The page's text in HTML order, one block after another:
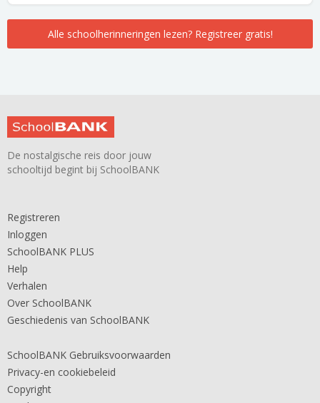
Alle schoolherinneringen lezen? Registreer gratis!
De nostalgische reis door jouw
schooltijd begint bij SchoolBANK
Registreren
Inloggen
SchoolBANK PLUS
Help
Verhalen
Over SchoolBANK
Geschiedenis van SchoolBANK
SchoolBANK Gebruiksvoorwaarden
Privacy-en cookiebeleid
Copyright